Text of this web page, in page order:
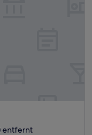
entfernt